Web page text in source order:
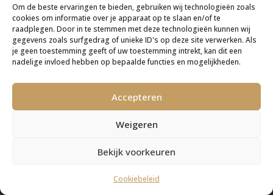
Om de beste ervaringen te bieden, gebruiken wij technologieën zoals
cookies om informatie over je apparaat op te slaan en/of te
raadplegen. Door in te stemmen met deze technologieën kunnen wij
gegevens zoals surfgedrag of unieke ID's op deze site verwerken. Als
je geen toestemming geeft of uw toestemming intrekt, kan dit een
nadelige invloed hebben op bepaalde functies en mogelijkheden.
Accepteren
Weigeren
Bekijk voorkeuren
Cookiebeleid